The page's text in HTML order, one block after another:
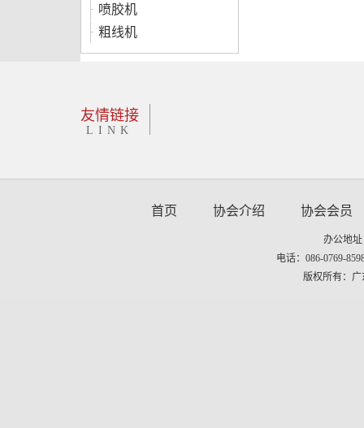
喷胶机
粗线机
友情链接
LINK
首页 协会介绍 协会会员
办公地
电话：086-0769-
版权所有：